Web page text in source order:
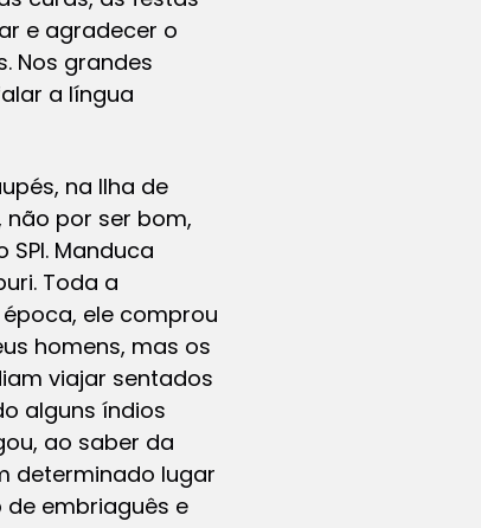
e agradecer o
Nos grandes
a língua
na Ilha de
não por ser bom,
Manduca
Toda a
ele comprou
homens, mas os
viajar sentados
alguns índios
ao saber da
determinado lugar
de embriaguês e